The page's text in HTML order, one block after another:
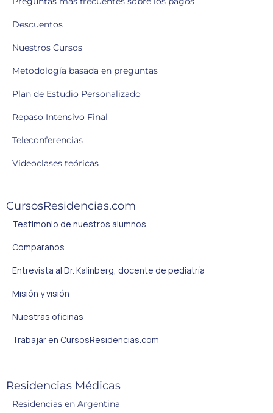
Descuentos
Nuestros Cursos
Metodología basada en preguntas
Plan de Estudio Personalizado
Repaso Intensivo Final
Teleconferencias
Videoclases teóricas
CursosResidencias.com
Testimonio de nuestros alumnos
Comparanos
Entrevista al Dr. Kalinberg, docente de pediatría
Misión y visión
Nuestras oficinas
Trabajar en CursosResidencias.com
Residencias Médicas
Residencias en Argentina